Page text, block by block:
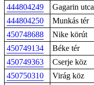
444804249 Gagarin utca
444804250
Munkás tér
450748688
Nike körút
450749134
Béke tér
450749363
Cserje köz
450750310
Virág köz